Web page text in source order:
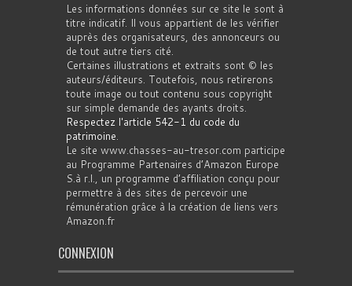
Les informations données sur ce site le sont à
titre indicatif. Il vous appartient de les vérifier
auprès des organisateurs, des annonceurs ou
de tout autre tiers cité.
Certaines illustrations et extraits sont © les
auteurs/éditeurs. Toutefois, nous retirerons
toute image ou tout contenu sous copyright
sur simple demande des ayants droits.
Respectez l'article 542-1 du code du
patrimoine.
Le site www.chasses-au-tresor.com participe
au Programme Partenaires d’Amazon Europe
S.à r.l., un programme d’affiliation conçu pour
permettre à des sites de percevoir une
rémunération grâce à la création de liens vers
Amazon.fr
CONNEXION